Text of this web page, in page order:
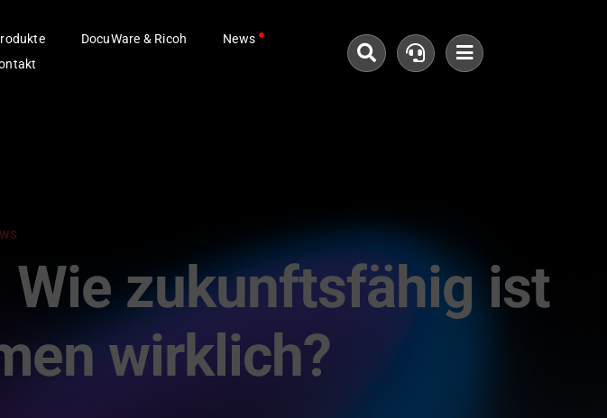
DocuWare & Ricoh
News
Wie zukunftsfähig ist
wirklich?